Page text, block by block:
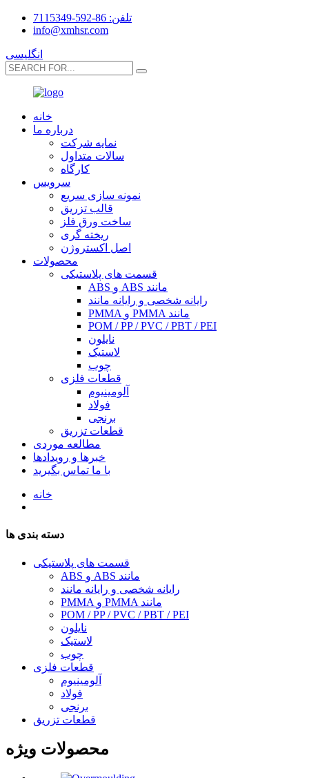
تلفن: 86-592-7115349
info@xmhsr.com
انگلیسی
خانه
درباره ما
نمایه شرکت
سالات متداول
کارگاه
سرویس
نمونه سازی سریع
قالب تزریق
ساخت ورق فلز
ریخته گری
اصل اکستروژن
محصولات
قسمت های پلاستیکی
ABS و ABS مانند
رایانه شخصی و رایانه مانند
PMMA و PMMA مانند
POM / PP / PVC / PBT / PEI
نایلون
لاستیک
چوب
قطعات فلزی
آلومینیوم
فولاد
برنجی
قطعات تزریق
مطالعه موردی
خبرها و رویدادها
با ما تماس بگیرید
خانه
دسته بندی ها
قسمت های پلاستیکی
ABS و ABS مانند
رایانه شخصی و رایانه مانند
PMMA و PMMA مانند
POM / PP / PVC / PBT / PEI
نایلون
لاستیک
چوب
قطعات فلزی
آلومینیوم
فولاد
برنجی
قطعات تزریق
محصولات ویژه